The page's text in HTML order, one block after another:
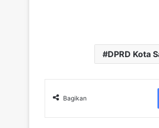
DPRD Kota
Bagikan